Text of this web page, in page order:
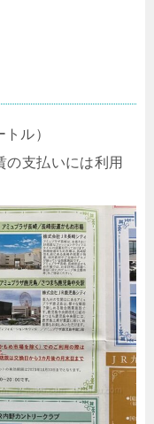
ル）
支払いには利用